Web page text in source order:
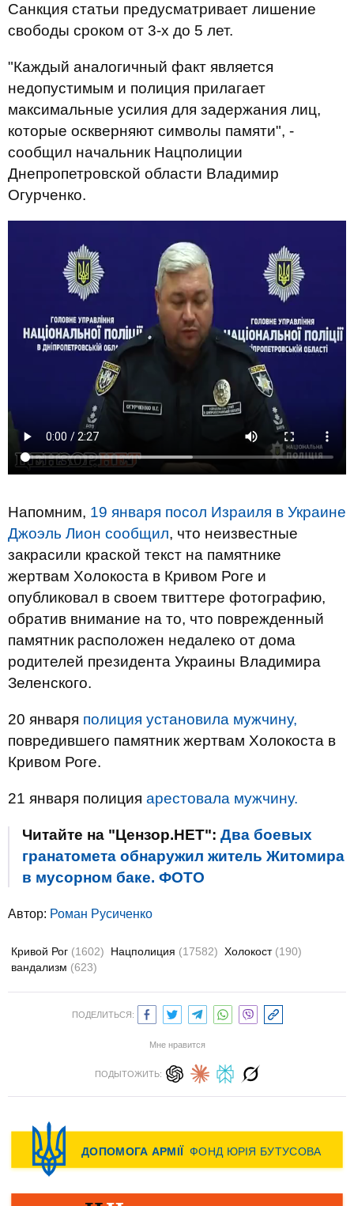
Санкция статьи предусматривает лишение
свободы сроком от 3-х до 5 лет.
"Каждый аналогичный факт является
недопустимым и полиция прилагает
максимальные усилия для задержания лиц,
которые оскверняют символы памяти", -
сообщил начальник Нацполиции
Днепропетровской области Владимир
Огурченко.
Напомним, 19 января посол Израиля в Украине
Джоэль Лион сообщил, что неизвестные
закрасили краской текст на памятнике
жертвам Холокоста в Кривом Роге и
опубликовал в своем твиттере фотографию,
обратив внимание на то, что поврежденный
памятник расположен недалеко от дома
родителей президента Украины Владимира
Зеленского.
20 января полиция установила мужчину,
повредившего памятник жертвам Холокоста в
Кривом Роге.
21 января полиция арестовала мужчину.
Читайте на "Цензор.НЕТ": Два боевых
гранатомета обнаружил житель Житомира
в мусорном баке. ФОТО
Автор: Роман Русиченко
Кривой Рог (1602) Нацполиция (17582) Холокост (190)
вандализм (623)
ПОДЕЛИТЬСЯ:
Мне нравится
ПОДЫТОЖИТЬ: